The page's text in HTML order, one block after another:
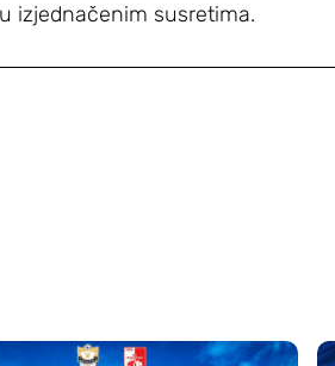
izjednačenim susretima.